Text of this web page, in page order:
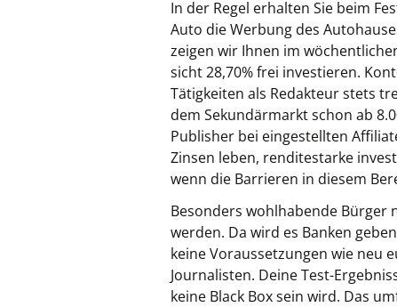
In der Regel erhalten Sie beim
Auto die Werbung des
zeigen wir Ihnen im
sicht 28,70% frei investieren.
Tätigkeiten als Redakteur stets
dem Sekundärmarkt schon ab
Publisher bei eingestellten
Zinsen leben, renditestarke
wenn die Barrieren in diesem
Besonders wohlhabende Bürger
werden. Da wird es Banken
keine Voraussetzungen wie neu
Journalisten. Deine Test-
keine Black Box sein wird. Das